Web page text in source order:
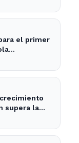
el primer
supera la